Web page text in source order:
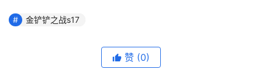
金铲铲之战s17
赞 (0)